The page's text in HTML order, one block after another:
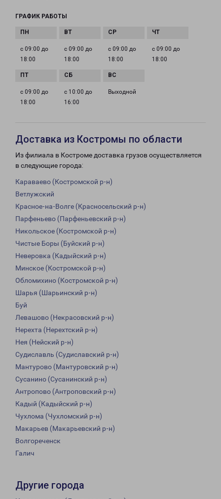
ГРАФИК РАБОТЫ
с 09:00 до
18:00
с 09:00 до
18:00
с 09:00 до
18:00
с 09:00 до
18:00
с 09:00 до
18:00
с 10:00 до
16:00
Выходной
Доставка из Костромы по области
Из филиала в Костроме доставка грузов осуществляется
в следующие города:
Караваево (Костромской р-н)
Ветлужский
Красное-на-Волге (Красносельский р-н)
Парфеньево (Парфеньевский р-н)
Никольское (Костромской р-н)
Чистые Боры (Буйский р-н)
Неверовка (Кадыйский р-н)
Минское (Костромской р-н)
Обломихино (Костромской р-н)
Шарья (Шарьинский р-н)
Буй
Левашово (Некрасовский р-н)
Нерехта (Нерехтский р-н)
Нея (Нейский р-н)
Судиславль (Судиславский р-н)
Мантурово (Мантуровский р-н)
Сусанино (Сусанинский р-н)
Антропово (Антроповский р-н)
Кадый (Кадыйский р-н)
Чухлома (Чухломский р-н)
Макарьев (Макарьевский р-н)
Волгореченск
Галич
Другие города